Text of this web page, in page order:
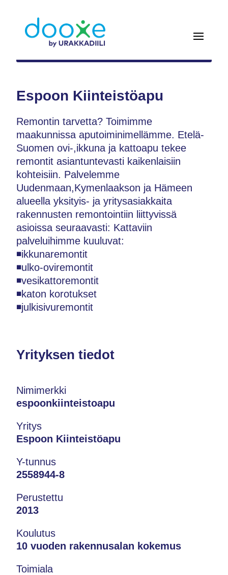
Espoon Kiinteistöapu
Remontin tarvetta? Toimimme
maakunnissa aputoiminimellämme. Etelä-
Suomen ovi-,ikkuna ja kattoapu tekee
remontit asiantuntevasti kaikenlaisiin
kohteisiin. Palvelemme
Uudenmaan,Kymenlaakson ja Hämeen
alueella yksityis- ja yritysasiakkaita
rakennusten remontointiin liittyvissä
asioissa seuraavasti: Kattaviin
palveluihimme kuuluvat:
◾ikkunaremontit
◾ulko-oviremontit
◾vesikattoremontit
◾katon korotukset
◾julkisivuremontit
Yrityksen tiedot
Nimimerkki
espoonkiinteistoapu
Yritys
Espoon Kiinteistöapu
Y-tunnus
2558944-8
Perustettu
2013
Koulutus
10 vuoden rakennusalan kokemus
Toimiala